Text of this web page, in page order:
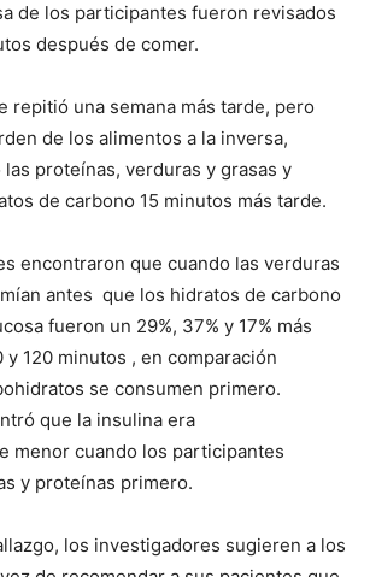
de los participantes fueron revisados
después de comer.
repitió una semana más tarde, pero
de los alimentos a la inversa,
proteínas, verduras y grasas y
de carbono 15 minutos más tarde.
encontraron que cuando las verduras
antes que los hidratos de carbono
fueron un 29%, 37% y 17% más
y 120 minutos , en comparación
se consumen primero.
que la insulina era
menor cuando los participantes
y proteínas primero.
los investigadores sugieren a los